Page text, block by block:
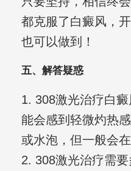
都克服了白癜风，
也可以做到！
五、解答疑惑
1. 308激光治疗白
能会感到轻微灼热
或水泡，但一般会
2. 308激光治疗需